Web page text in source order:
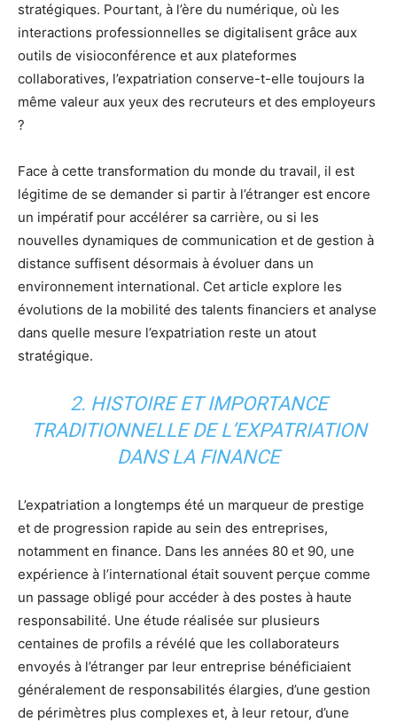
stratégiques. Pourtant, à l’ère du numérique, où les
interactions professionnelles se digitalisent grâce aux
outils de visioconférence et aux plateformes
collaboratives, l’expatriation conserve-t-elle toujours la
même valeur aux yeux des recruteurs et des employeurs
?
Face à cette transformation du monde du travail, il est
légitime de se demander si partir à l’étranger est encore
un impératif pour accélérer sa carrière, ou si les
nouvelles dynamiques de communication et de gestion à
distance suffisent désormais à évoluer dans un
environnement international. Cet article explore les
évolutions de la mobilité des talents financiers et analyse
dans quelle mesure l’expatriation reste un atout
stratégique.
2. HISTOIRE ET IMPORTANCE
TRADITIONNELLE DE L’EXPATRIATION
DANS LA FINANCE
L’expatriation a longtemps été un marqueur de prestige
et de progression rapide au sein des entreprises,
notamment en finance. Dans les années 80 et 90, une
expérience à l’international était souvent perçue comme
un passage obligé pour accéder à des postes à haute
responsabilité. Une étude réalisée sur plusieurs
centaines de profils a révélé que les collaborateurs
envoyés à l’étranger par leur entreprise bénéficiaient
généralement de responsabilités élargies, d’une gestion
de périmètres plus complexes et, à leur retour, d’une